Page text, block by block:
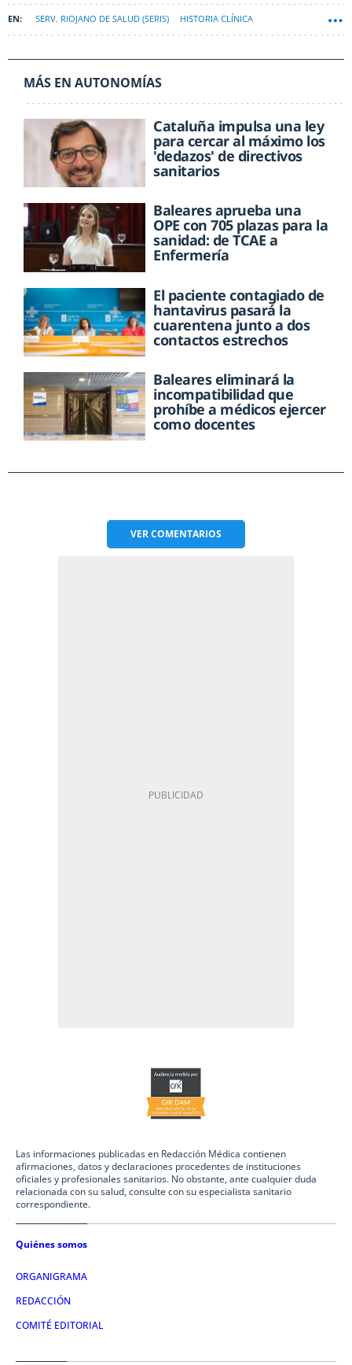
SERV. RIOJANO DE SALUD (SERIS) HISTORIA CLÍNICA
MÁS EN AUTONOMÍAS
Cataluña impulsa una ley
para cercar al máximo los
'dedazos' de directivos
sanitarios
Baleares aprueba una
OPE con 705 plazas para la
sanidad: de TCAE a
Enfermería
El paciente contagiado de
hantavirus pasará la
cuarentena junto a dos
contactos estrechos
Baleares eliminará la
incompatibilidad que
prohíbe a médicos ejercer
como docentes
VERCOMENTARIOS
Las informaciones publicadas en Redacción Médica contienen
afirmaciones, datos y declaraciones procedentes de instituciones
oficiales y profesionales sanitarios. No obstante, ante cualquier duda
relacionada con su salud, consulte con su especialista sanitario
correspondiente.
Quiénes somos
ORGANIGRAMA
REDACCIÓN
COMITÉ EDITORIAL